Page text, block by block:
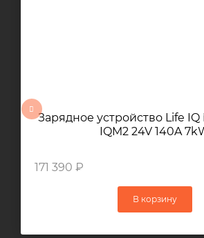
Зарядное устройство Life IQ
IQM2 24V 140A
171 390 ₽
В корзину